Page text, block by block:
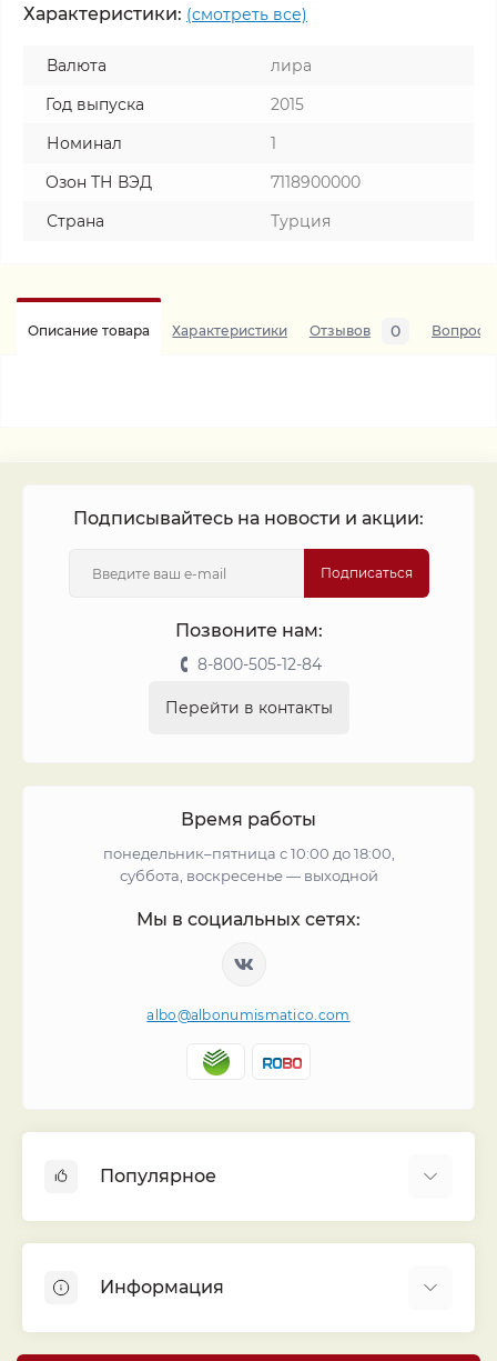
Характеристики: (смотреть все)
Валюта
лира
Год выпуска
2015
Номинал
1
Озон ТН ВЭД
7118900000
Страна
Турция
Описание товара Характеристики Отзывов 0 Вопросы
Подписывайтесь на новости и акции:
Подписаться
Позвоните нам:
8-800-505-12-84
Перейти в контакты
Время работы
понедельник–пятница с 10:00 до 18:00,
суббота, воскресенье — выходной
Мы в социальных сетях:
albo@albonumismatico.com
Популярное
Монеты
Банкноты
Информация